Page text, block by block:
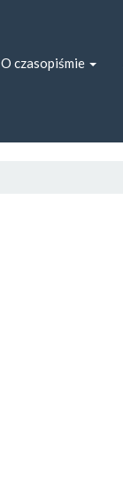
O czasopiśmie